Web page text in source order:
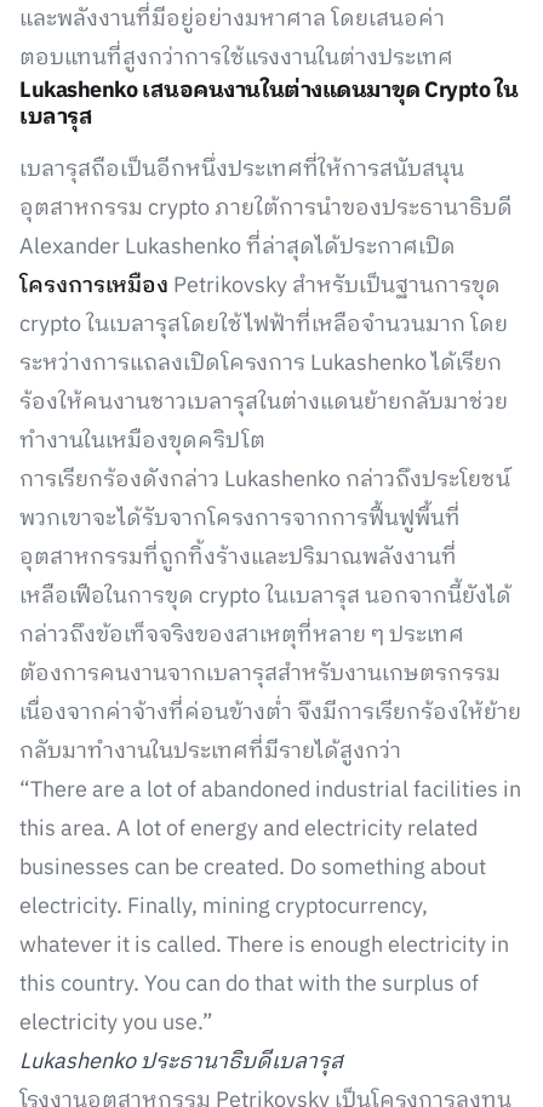
และพลังงานที่มีอยู่อย่างมหาศาล โดยเสนอค่า
ตอบแทนที่สูงกว่าการใช้แรงงานในต่างประเทศ
Lukashenko เสนอคนงานในต่างแดนมาขุด Crypto ใน
เบลารุส
เบลารุสถือเป็นอีกหนึ่งประเทศที่ให้การสนับสนุน
อุตสาหกรรม crypto ภายใต้การนำของประธานาธิบดี
Alexander Lukashenko ที่ล่าสุดได้ประกาศเปิด
โครงการเหมือง Petrikovsky สำหรับเป็นฐานการขุด
crypto ในเบลารุสโดยใช้ไฟฟ้าที่เหลือจำนวนมาก โดย
ระหว่างการแถลงเปิดโครงการ Lukashenko ได้เรียก
ร้องให้คนงานชาวเบลารุสในต่างแดนย้ายกลับมาช่วย
ทำงานในเหมืองขุดคริปโต
การเรียกร้องดังกล่าว Lukashenko กล่าวถึงประโยชน์
พวกเขาจะได้รับจากโครงการจากการฟื้นฟูพื้นที่
อุตสาหกรรมที่ถูกทิ้งร้างและปริมาณพลังงานที่
เหลือเฟือในการขุด crypto ในเบลารุส นอกจากนี้ยังได้
กล่าวถึงข้อเท็จจริงของสาเหตุที่หลาย ๆ ประเทศ
ต้องการคนงานจากเบลารุสสำหรับงานเกษตรกรรม
เนื่องจากค่าจ้างที่ค่อนข้างต่ำ จึงมีการเรียกร้องให้ย้าย
กลับมาทำงานในประเทศที่มีรายได้สูงกว่า
“There are a lot of abandoned industrial facilities in
this area. A lot of energy and electricity related
businesses can be created. Do something about
electricity. Finally, mining cryptocurrency,
whatever it is called. There is enough electricity in
this country. You can do that with the surplus of
electricity you use.”
Lukashenko ประธานาธิบดีเบลารุส